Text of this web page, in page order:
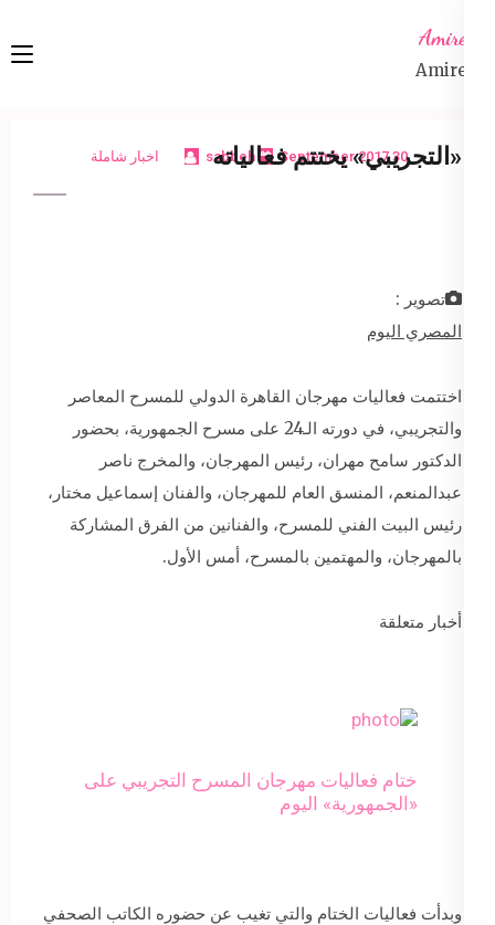
content
Enter)
Amireta
Amireta
30 September 2017
sabbeh اخبار شاملة «التجريبي» يختتم فعالياته
تصوير :
المصري اليوم
اختتمت فعاليات مهرجان القاهرة الدولي للمسرح المعاصر
والتجريبي، في دورته الـ24 على مسرح الجمهورية، بحضور
الدكتور سامح مهران، رئيس المهرجان، والمخرج ناصر
عبدالمنعم، المنسق العام للمهرجان، والفنان إسماعيل مختار،
رئيس البيت الفني للمسرح، والفنانين من الفرق المشاركة
بالمهرجان، والمهتمين بالمسرح، أمس الأول.
أخبار متعلقة
ختام فعاليات مهرجان المسرح التجريبي على
«الجمهورية» اليوم
وبدأت فعاليات الختام والتي تغيب عن حضوره الكاتب الصحفي